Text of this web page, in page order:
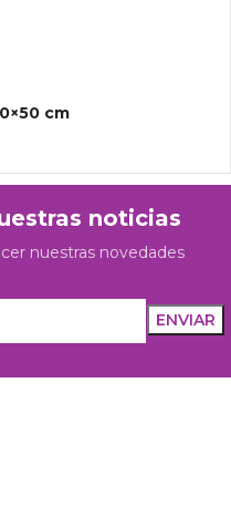
cm
noticias
nuestras novedades